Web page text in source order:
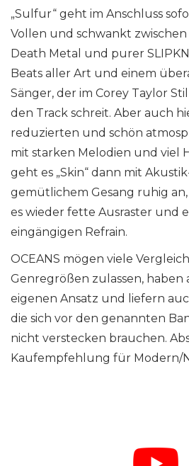
„Sulfur“ geht im Anschluss
Vollen und schwankt
Death Metal und purer
Beats aller Art und einem
Sänger, der im Corey Taylor
den Track schreit. Aber auch
reduzierten und schön
mit starken Melodien und viel
geht es „Skin“ dann mit
gemütlichem Gesang ruhig
es wieder fette Ausraster und
eingängigen Refrain.
OCEANS mögen viele
Genregrößen zulassen, haben
eigenen Ansatz und liefern
die sich vor den genannten
nicht verstecken brauchen.
Kaufempfehlung für Modern/